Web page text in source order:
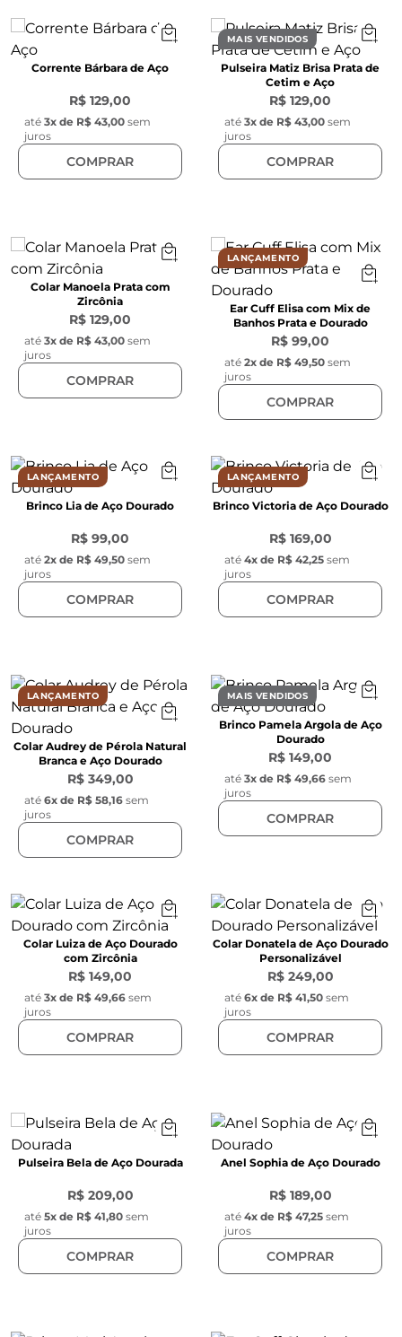
Corrente Bárbara de Aço
R$ 129,00
até 3x de R$ 43,00 sem
juros
COMPRAR
MAIS VENDIDOS
Pulseira Matiz Brisa Prata de
Cetim e Aço
R$ 129,00
até 3x de R$ 43,00 sem
juros
COMPRAR
Colar Manoela Prata com
Zircônia
R$ 129,00
até 3x de R$ 43,00 sem
juros
COMPRAR
LANÇAMENTO
Ear Cuff Elisa com Mix de
Banhos Prata e Dourado
R$ 99,00
até 2x de R$ 49,50 sem
juros
COMPRAR
LANÇAMENTO
Brinco Lia de Aço Dourado
R$ 99,00
até 2x de R$ 49,50 sem
juros
COMPRAR
LANÇAMENTO
Brinco Victoria de Aço Dourado
R$ 169,00
até 4x de R$ 42,25 sem
juros
COMPRAR
LANÇAMENTO
Colar Audrey de Pérola Natural
Branca e Aço Dourado
R$ 349,00
até 6x de R$ 58,16 sem
juros
COMPRAR
MAIS VENDIDOS
Brinco Pamela Argola de Aço
Dourado
R$ 149,00
até 3x de R$ 49,66 sem
juros
COMPRAR
Colar Luiza de Aço Dourado
com Zircônia
R$ 149,00
até 3x de R$ 49,66 sem
juros
COMPRAR
Colar Donatela de Aço Dourado
Personalizável
R$ 249,00
até 6x de R$ 41,50 sem
juros
COMPRAR
Pulseira Bela de Aço Dourada
R$ 209,00
até 5x de R$ 41,80 sem
juros
COMPRAR
Anel Sophia de Aço Dourado
R$ 189,00
até 4x de R$ 47,25 sem
juros
COMPRAR